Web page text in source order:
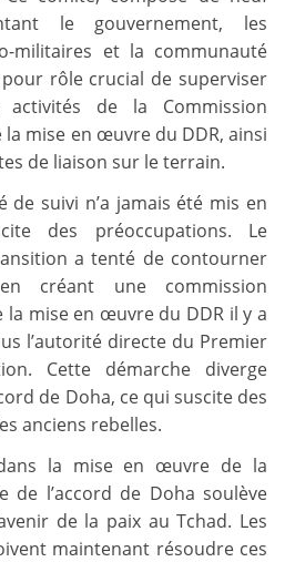
le gouvernement, les
militaires et la communauté
rôle crucial de superviser
de la Commission
mise en œuvre du DDR, ainsi
de liaison sur le terrain.
de suivi n’a jamais été mis en
des préoccupations. Le
a tenté de contourner
créant une commission
la mise en œuvre du DDR il y a
l’autorité directe du Premier
Cette démarche diverge
de Doha, ce qui suscite des
anciens rebelles.
dans la mise en œuvre de la
de l’accord de Doha soulève
de la paix au Tchad. Les
maintenant résoudre ces